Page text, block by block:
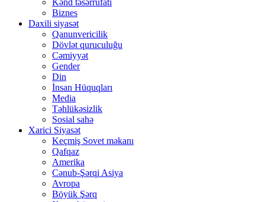
Kənd təsərrüfatı
Biznes
Daxili siyasət
Qanunvericilik
Dövlət quruculuğu
Cəmiyyət
Gender
Din
İnsan Hüquqları
Media
Təhlükəsizlik
Sosial sahə
Xarici Siyasət
Keçmiş Sovet məkanı
Qafqaz
Amerika
Cənub-Şərqi Asiya
Avropa
Böyük Şərq